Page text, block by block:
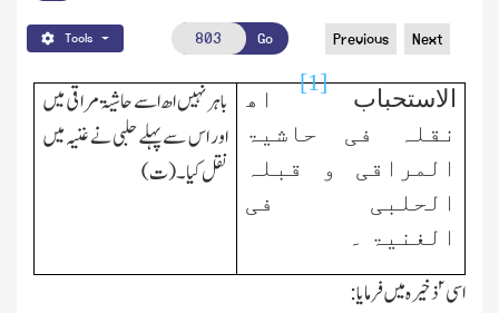
Tools Go Previous Next
الاستحباب
[1]
اھ
نقلہ فی حاشیۃ
المراقی و قبلہ
الحلبی فی
الغنیۃ ۔
باہر نہیں اھ اسے حاشیۃ مراقی میں
اور اس سے پہلے حلبی نے غنیہ میں
نقل کیا۔ (ت)
اسی۲ذخیرہ میں فرمایا: